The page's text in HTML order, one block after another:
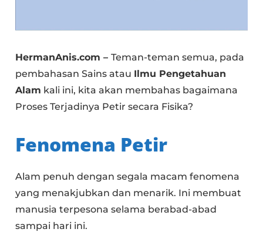
HermanAnis.com –Teman-teman semua, pada
pembahasan Sains atau Ilmu Pengetahuan
Alam kali ini, kita akan membahas bagaimana
Proses Terjadinya Petir secara Fisika?
Fenomena Petir
Alam penuh dengan segala macam fenomena
yang menakjubkan dan menarik. Ini membuat
manusia terpesona selama berabad-abad
sampai hari ini.